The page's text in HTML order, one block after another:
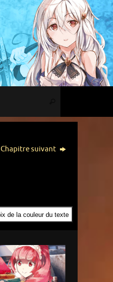
Chapitre suivant
Choix de la couleur du texte